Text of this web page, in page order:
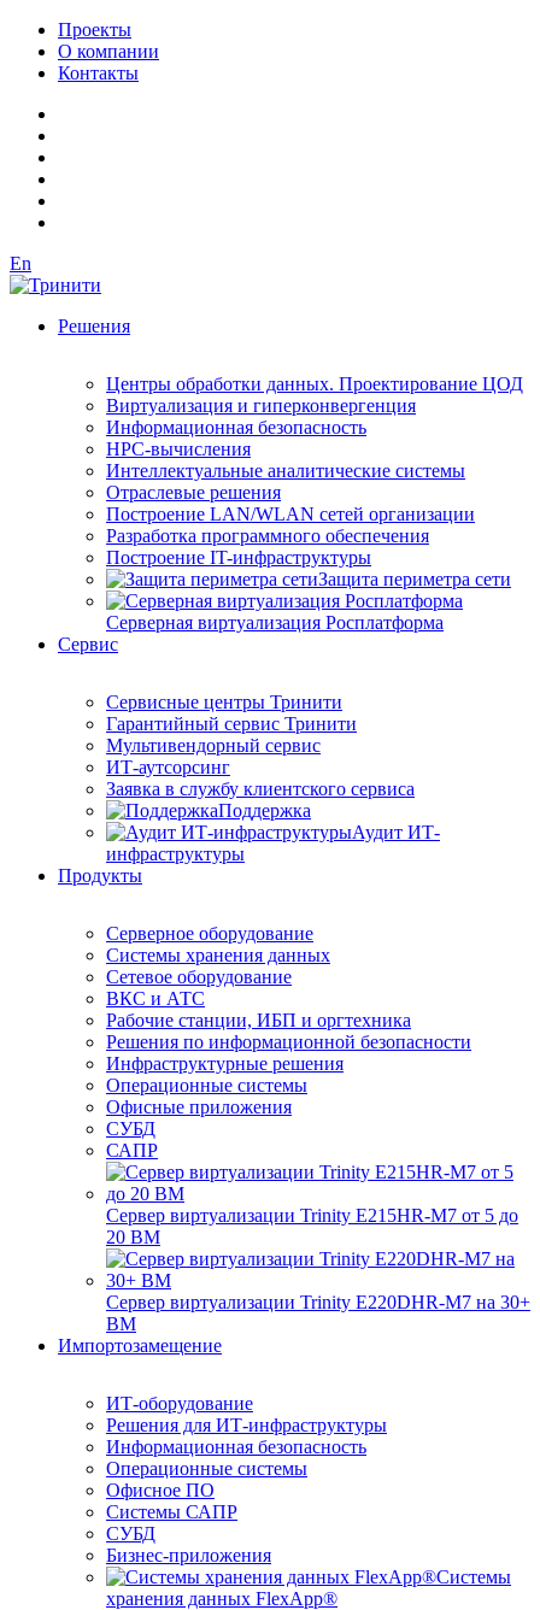
Проекты
О компании
Контакты
En
Решения
Центры обработки данных. Проектирование ЦОД
Виртуализация и гиперконвергенция
Информационная безопасность
HPC-вычисления
Интеллектуальные аналитические системы
Отраслевые решения
Построение LAN/WLAN сетей организации
Разработка программного обеспечения
Построение IT-инфраструктуры
Защита периметра сети
Серверная виртуализация Росплатформа
Сервис
Сервисные центры Тринити
Гарантийный сервис Тринити
Мультивендорный сервис
ИТ-аутсорсинг
Заявка в службу клиентского сервиса
Поддержка
Аудит ИТ-
инфраструктуры
Продукты
Серверное оборудование
Системы хранения данных
Сетевое оборудование
ВКС и АТС
Рабочие станции, ИБП и оргтехника
Решения по информационной безопасности
Инфраструктурные решения
Операционные системы
Офисные приложения
СУБД
САПР
Сервер виртуализации Trinity E215HR-M7 от 5 до
20 ВМ
Сервер виртуализации Trinity E220DHR-M7 на 30+
ВМ
Импортозамещение
ИТ-оборудование
Решения для ИТ-инфраструктуры
Информационная безопасность
Операционные системы
Офисное ПО
Системы САПР
СУБД
Бизнес-приложения
Системы
хранения данных FlexApp®